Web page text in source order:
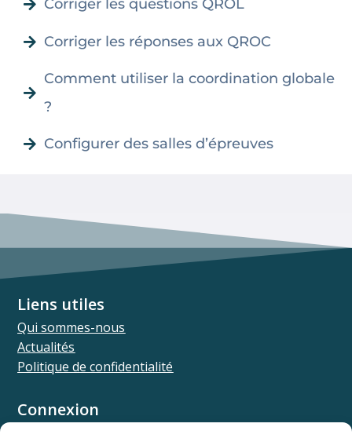
Corriger les questions QROL
Corriger les réponses aux QROC
Comment utiliser la coordination globale
?
Configurer des salles d’épreuves
Connexion
Univ.theia
Liens utiles
Qui sommes-nous
Actualités
Politique de confidentialité